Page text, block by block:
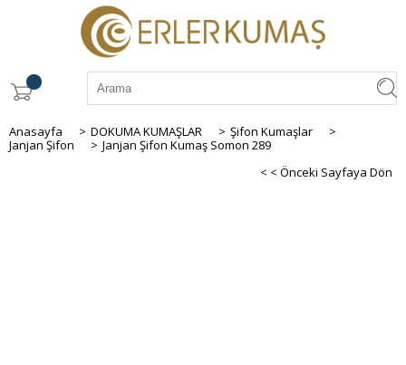
Anasayfa > DOKUMA KUMAŞLAR > Şifon Kumaşlar
>
Janjan Şifon
> Janjan Şifon Kumaş Somon 289
< < Önceki Sayfaya Dön